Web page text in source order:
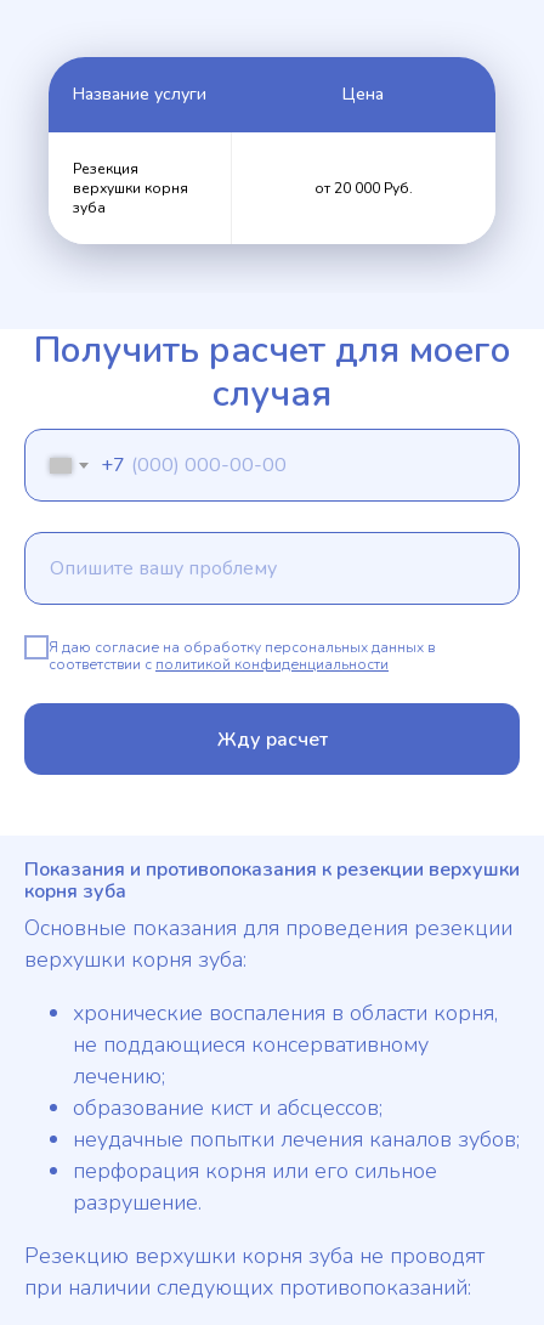
Название услуги Цена
Резекция
верхушки корня
зуба
от 20 000 Руб.
Получить расчет для моего
случая
+7
Я даю согласие на обработку персональных данных в
соответствии с политикой конфиденциальности
Жду расчет
Показания и противопоказания к резекции верхушки
корня зуба
Основные показания для проведения резекции
верхушки корня зуба:
хронические воспаления в области корня,
не поддающиеся консервативному
лечению;
образование кист и абсцессов;
неудачные попытки лечения каналов зубов;
перфорация корня или его сильное
разрушение.
Резекцию верхушки корня зуба не проводят
при наличии следующих противопоказаний: